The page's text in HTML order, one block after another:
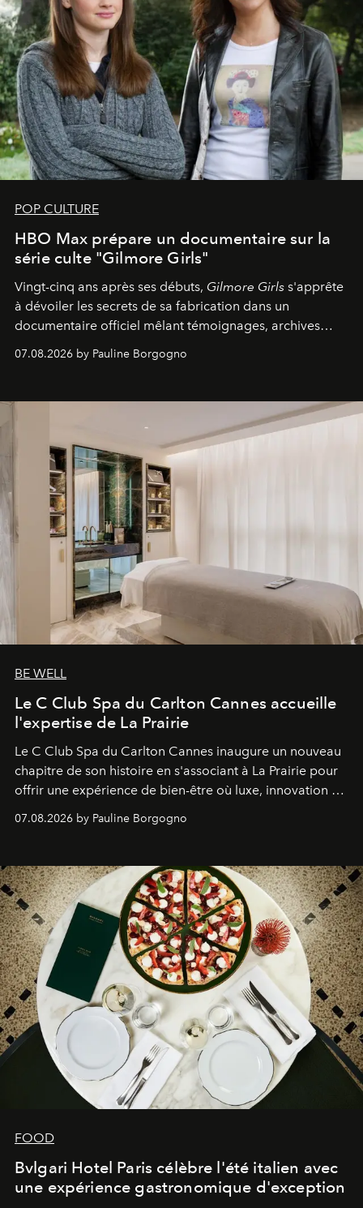
POP CULTURE
HBO Max prépare un documentaire sur la
série culte "Gilmore Girls"
Vingt-cinq ans après ses débuts, Gilmore Girls s'apprête
à dévoiler les secrets de sa fabrication dans un
documentaire officiel mêlant témoignages, archives
inédites et plongée dans les coulisses d'un phénomène
générationnel.
07.08.2026 by Pauline Borgogno
BE WELL
Le C Club Spa du Carlton Cannes accueille
l'expertise de La Prairie
Le C Club Spa du Carlton Cannes inaugure un nouveau
chapitre de son histoire en s'associant à La Prairie pour
offrir une expérience de bien-être où luxe, innovation et
expertise se rencontrent.
07.08.2026 by Pauline Borgogno
FOOD
Bvlgari Hotel Paris célèbre l'été italien avec
une expérience gastronomique d'exception